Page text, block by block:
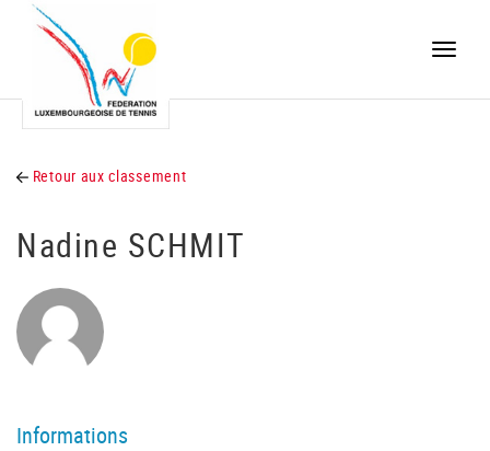
Toggle
Retour aux classement
Nadine SCHMIT
Informations